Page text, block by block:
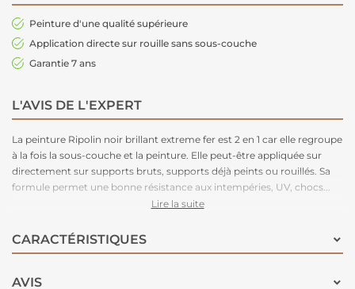
Peinture d'une qualité supérieure
Application directe sur rouille sans sous-couche
Garantie 7 ans
L'AVIS DE L'EXPERT
La peinture Ripolin noir brillant extreme fer est 2 en 1 car elle regroupe
à la fois la sous-couche et la peinture. Elle peut-être appliquée sur
directement sur supports bruts, supports déjà peints ou rouillés. Sa
formule permet une bonne résistance aux intempéries, UV, chocs...
Elle est anticorrosion et assure une excellente adhésion du support.
vous offrir une couleur unique. Garantie 7 ans.
Lire la suite
CARACTÉRISTIQUES
AVIS